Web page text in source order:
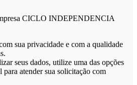
CICLO INDEPENDENCIA
sua privacidade e com a qualidade
seus dados, utilize uma das opções
atender sua solicitação com